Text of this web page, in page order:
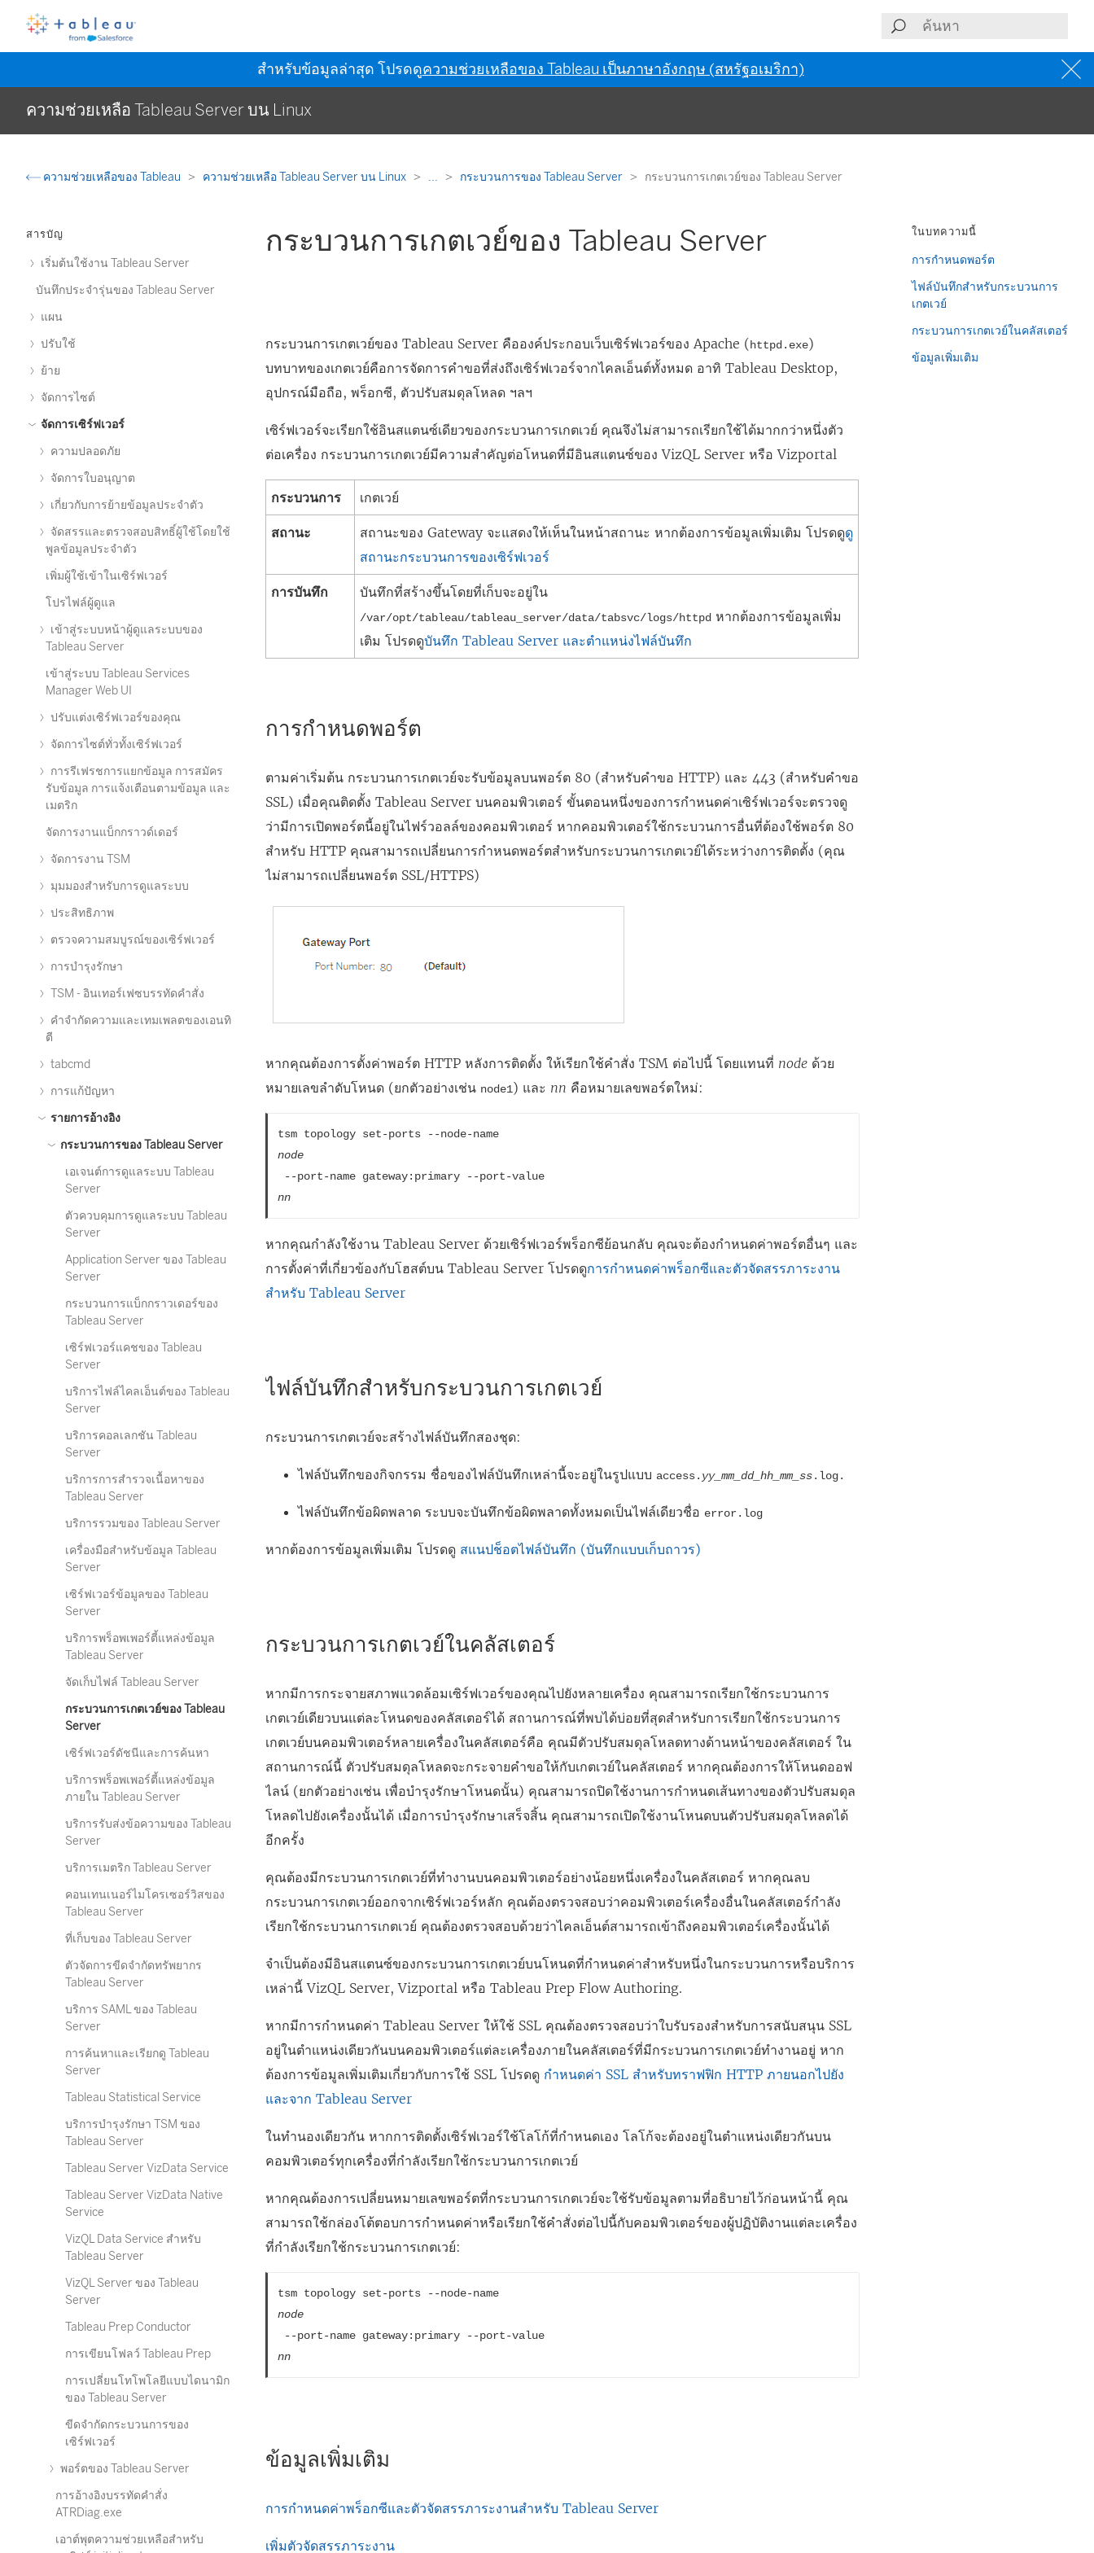
สำหรับข้อมูลล่าสุด โปรดดูความช่วยเหลือของ Tableau เป็นภาษาอังกฤษ (สหรัฐอเมริกา)
ความช่วยเหลือ Tableau Server บน Linux
ความช่วยเหลือของ Tableau ความช่วยเหลือ Tableau Server บน Linux ... กระบวนการของ Tableau Server กระบวนการเกตเวย์ของ Tableau Server
สารบัญ
เริ่มต้นใช้งาน Tableau Server
บันทึกประจำรุ่นของ Tableau Server
แผน
ปรับใช้
ย้าย
จัดการไซต์
จัดการเซิร์ฟเวอร์
ความปลอดภัย
จัดการใบอนุญาต
เกี่ยวกับการย้ายข้อมูลประจำตัว
จัดสรรและตรวจสอบสิทธิ์ผู้ใช้โดยใช้
พูลข้อมูลประจำตัว
เพิ่มผู้ใช้เข้าในเซิร์ฟเวอร์
โปรไฟล์ผู้ดูแล
เข้าสู่ระบบหน้าผู้ดูแลระบบของ
Tableau Server
เข้าสู่ระบบ Tableau Services
Manager Web UI
ปรับแต่งเซิร์ฟเวอร์ของคุณ
จัดการไซต์ทั่วทั้งเซิร์ฟเวอร์
การรีเฟรชการแยกข้อมูล การสมัคร
รับข้อมูล การแจ้งเตือนตามข้อมูล และ
เมตริก
จัดการงานแบ็กกราวด์เดอร์
จัดการงาน TSM
มุมมองสำหรับการดูแลระบบ
ประสิทธิภาพ
ตรวจความสมบูรณ์ของเซิร์ฟเวอร์
การบำรุงรักษา
TSM - อินเทอร์เฟซบรรทัดคำสั่ง
คำจำกัดความและเทมเพลตของเอนทิ
ตี
tabcmd
การแก้ปัญหา
รายการอ้างอิง
กระบวนการของ Tableau Server
เอเจนต์การดูแลระบบ Tableau
Server
ตัวควบคุมการดูแลระบบ Tableau
Server
Application Server ของ Tableau
Server
กระบวนการแบ็กกราวเดอร์ของ
Tableau Server
เซิร์ฟเวอร์แคชของ Tableau
Server
บริการไฟล์ไคลเอ็นต์ของ Tableau
Server
บริการคอลเลกชัน Tableau
Server
บริการการสำรวจเนื้อหาของ
Tableau Server
บริการรวมของ Tableau Server
เครื่องมือสำหรับข้อมูล Tableau
Server
เซิร์ฟเวอร์ข้อมูลของ Tableau
Server
บริการพร็อพเพอร์ตี้แหล่งข้อมูล
Tableau Server
จัดเก็บไฟล์ Tableau Server
กระบวนการเกตเวย์ของ Tableau
Server
เซิร์ฟเวอร์ดัชนีและการค้นหา
บริการพร็อพเพอร์ตี้แหล่งข้อมูล
ภายใน Tableau Server
บริการรับส่งข้อความของ Tableau
Server
บริการเมตริก Tableau Server
คอนเทนเนอร์ไมโครเซอร์วิสของ
Tableau Server
ที่เก็บของ Tableau Server
ตัวจัดการขีดจำกัดทรัพยากร
Tableau Server
บริการ SAML ของ Tableau
Server
การค้นหาและเรียกดู Tableau
Server
Tableau Statistical Service
บริการบำรุงรักษา TSM ของ
Tableau Server
Tableau Server VizData Service
Tableau Server VizData Native
Service
VizQL Data Service สำหรับ
Tableau Server
VizQL Server ของ Tableau
Server
Tableau Prep Conductor
การเขียนโฟลว์ Tableau Prep
การเปลี่ยนโทโพโลยีแบบไดนามิก
ของ Tableau Server
ขีดจำกัดกระบวนการของ
เซิร์ฟเวอร์
พอร์ตของ Tableau Server
การอ้างอิงบรรทัดคำสั่ง
ATRDiag.exe
เอาต์พุตความช่วยเหลือสำหรับ
กระบวนการเกตเวย์ของ Tableau Server
กระบวนการเกตเวย์ของ Tableau Server คือองค์ประกอบเว็บเซิร์ฟเวอร์ของ Apache (httpd.exe)
บทบาทของเกตเวย์คือการจัดการคำขอที่ส่งถึงเซิร์ฟเวอร์จากไคลเอ็นต์ทั้งหมด อาทิ Tableau Desktop,
อุปกรณ์มือถือ, พร็อกซี, ตัวปรับสมดุลโหลด ฯลฯ
เซิร์ฟเวอร์จะเรียกใช้อินสแตนซ์เดียวของกระบวนการเกตเวย์ คุณจึงไม่สามารถเรียกใช้ได้มากกว่าหนึ่งตัว
ต่อเครื่อง กระบวนการเกตเวย์มีความสำคัญต่อโหนดที่มีอินสแตนซ์ของ VizQL Server หรือ Vizportal
กระบวนการ เกตเวย์
สถานะ สถานะของGateway จะแสดงให้เห็นในหน้าสถานะ หากต้องการข้อมูลเพิ่มเติม โปรดดูดู
สถานะกระบวนการของเซิร์ฟเวอร์
การบันทึก บันทึกที่สร้างขึ้นโดยที่เก็บจะอยู่ใน
/var/opt/tableau/tableau_server/data/tabsvc/logs/httpd หากต้องการข้อมูลเพิ่ม
เติม โปรดดูบันทึก Tableau Server และตำแหน่งไฟล์บันทึก
การกำหนดพอร์ต
ตามค่าเริ่มต้น กระบวนการเกตเวย์จะรับข้อมูลบนพอร์ต 80 (สำหรับคำขอ HTTP) และ 443 (สำหรับคำขอ
SSL) เมื่อคุณติดตั้ง Tableau Server บนคอมพิวเตอร์ ขั้นตอนหนึ่งของการกำหนดค่าเซิร์ฟเวอร์จะตรวจดู
ว่ามีการเปิดพอร์ตนี้อยู่ในไฟร์วอลล์ของคอมพิวเตอร์ หากคอมพิวเตอร์ใช้กระบวนการอื่นที่ต้องใช้พอร์ต 80
สำหรับ HTTP คุณสามารถเปลี่ยนการกำหนดพอร์ตสำหรับกระบวนการเกตเวย์ได้ระหว่างการติดตั้ง (คุณ
ไม่สามารถเปลี่ยนพอร์ต SSL/HTTPS)
หากคุณต้องการตั้งค่าพอร์ต HTTP หลังการติดตั้ง ให้เรียกใช้คำสั่ง TSM ต่อไปนี้ โดยแทนที่ node ด้วย
หมายเลขลำดับโหนด (ยกตัวอย่างเช่น node1) และ nn คือหมายเลขพอร์ตใหม่:
tsm topology set-ports --node-name
node
--port-name gateway:primary --port-value
nn
หากคุณกำลังใช้งาน Tableau Server ด้วยเซิร์ฟเวอร์พร็อกซีย้อนกลับ คุณจะต้องกำหนดค่าพอร์ตอื่นๆ และ
การตั้งค่าที่เกี่ยวข้องกับโฮสต์บน Tableau Server โปรดดูการกำหนดค่าพร็อกซีและตัวจัดสรรภาระงาน
สำหรับ Tableau Server
ไฟล์บันทึกสำหรับกระบวนการเกตเวย์
กระบวนการเกตเวย์จะสร้างไฟล์บันทึกสองชุด:
ไฟล์บันทึกของกิจกรรม ชื่อของไฟล์บันทึกเหล่านี้จะอยู่ในรูปแบบ access. yy_mm_dd_hh_mm_ss.log.
ไฟล์บันทึกข้อผิดพลาด ระบบจะบันทึกข้อผิดพลาดทั้งหมดเป็นไฟล์เดียวชื่อ error.log
หากต้องการข้อมูลเพิ่มเติม โปรดดู สแนปช็อตไฟล์บันทึก (บันทึกแบบเก็บถาวร)
กระบวนการเกตเวย์ในคลัสเตอร์
หากมีการกระจายสภาพแวดล้อมเซิร์ฟเวอร์ของคุณไปยังหลายเครื่อง คุณสามารถเรียกใช้กระบวนการ
เกตเวย์เดียวบนแต่ละโหนดของคลัสเตอร์ได้ สถานการณ์ที่พบได้บ่อยที่สุดสำหรับการเรียกใช้กระบวนการ
เกตเวย์บนคอมพิวเตอร์หลายเครื่องในคลัสเตอร์คือ คุณมีตัวปรับสมดุลโหลดทางด้านหน้าของคลัสเตอร์ ใน
สถานการณ์นี้ ตัวปรับสมดุลโหลดจะกระจายคำขอให้กับเกตเวย์ในคลัสเตอร์ หากคุณต้องการให้โหนดออฟ
ไลน์ (ยกตัวอย่างเช่น เพื่อบำรุงรักษาโหนดนั้น) คุณสามารถปิดใช้งานการกำหนดเส้นทางของตัวปรับสมดุล
โหลดไปยังเครื่องนั้นได้ เมื่อการบำรุงรักษาเสร็จสิ้น คุณสามารถเปิดใช้งานโหนดบนตัวปรับสมดุลโหลดได้
อีกครั้ง
คุณต้องมีกระบวนการเกตเวย์ที่ทำงานบนคอมพิวเตอร์อย่างน้อยหนึ่งเครื่องในคลัสเตอร์ หากคุณลบ
กระบวนการเกตเวย์ออกจากเซิร์ฟเวอร์หลัก คุณต้องตรวจสอบว่าคอมพิวเตอร์เครื่องอื่นในคลัสเตอร์กำลัง
เรียกใช้กระบวนการเกตเวย์ คุณต้องตรวจสอบด้วยว่าไคลเอ็นต์สามารถเข้าถึงคอมพิวเตอร์เครื่องนั้นได้
จำเป็นต้องมีอินสแตนซ์ของกระบวนการเกตเวย์บนโหนดที่กำหนดค่าสำหรับหนึ่งในกระบวนการหรือบริการ
เหล่านี้ VizQL Server, Vizportal หรือ Tableau Prep Flow Authoring.
หากมีการกำหนดค่า Tableau Server ให้ใช้ SSL คุณต้องตรวจสอบว่าใบรับรองสำหรับการสนับสนุน SSL
อยู่ในตำแหน่งเดียวกันบนคอมพิวเตอร์แต่ละเครื่องภายในคลัสเตอร์ที่มีกระบวนการเกตเวย์ทำงานอยู่ หาก
ต้องการข้อมูลเพิ่มเติมเกี่ยวกับการใช้ SSL โปรดดู กำหนดค่า SSL สำหรับทราฟฟิก HTTP ภายนอกไปยัง
และจาก Tableau Server
ในทำนองเดียวกัน หากการติดตั้งเซิร์ฟเวอร์ใช้โลโก้ที่กำหนดเอง โลโก้จะต้องอยู่ในตำแหน่งเดียวกันบน
คอมพิวเตอร์ทุกเครื่องที่กำลังเรียกใช้กระบวนการเกตเวย์
หากคุณต้องการเปลี่ยนหมายเลขพอร์ตที่กระบวนการเกตเวย์จะใช้รับข้อมูลตามที่อธิบายไว้ก่อนหน้านี้ คุณ
สามารถใช้กล่องโต้ตอบการกำหนดค่าหรือเรียกใช้คำสั่งต่อไปนี้กับคอมพิวเตอร์ของผู้ปฏิบัติงานแต่ละเครื่อง
ที่กำลังเรียกใช้กระบวนการเกตเวย์:
tsm topology set-ports --node-name
node
--port-name gateway:primary --port-value
nn
ข้อมูลเพิ่มเติม
การกำหนดค่าพร็อกซีและตัวจัดสรรภาระงานสำหรับ Tableau Server
เพิ่มตัวจัดสรรภาระงาน
ในบทความนี้
การกำหนดพอร์ต
ไฟล์บันทึกสำหรับกระบวนการ
เกตเวย์
กระบวนการเกตเวย์ในคลัสเตอร์
ข้อมูลเพิ่มเติม